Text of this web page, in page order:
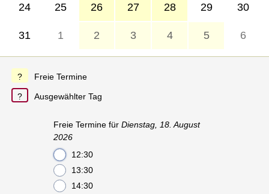
24 25 26 27 28 29 30
31 1 2 3 4 5 6
Freie Termine
Ausgewählter Tag
Freie Termine für Dienstag, 18. August
2026
12:30
13:30
14:30